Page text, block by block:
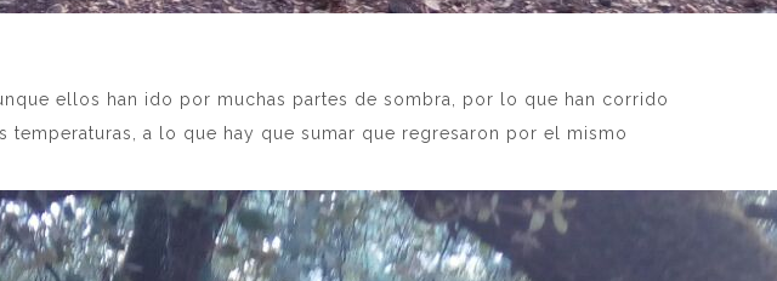
ellos han ido por muchas partes de sombra, por lo que han corrido
a lo que hay que sumar que regresaron por el mismo